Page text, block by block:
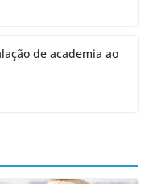
de academia ao